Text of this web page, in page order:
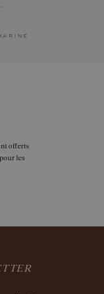
offerts
les